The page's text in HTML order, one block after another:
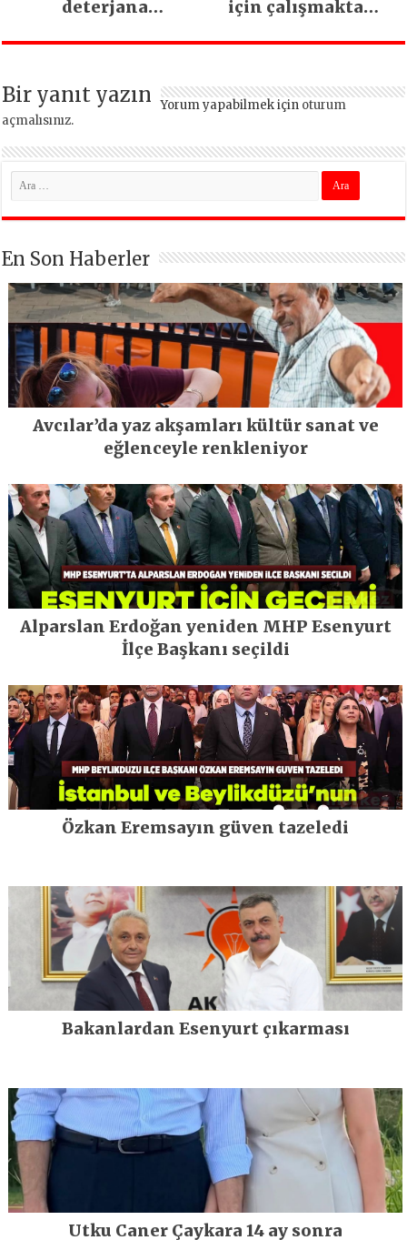
deterjana
için çalışmaktan
Bir yanıt yazın Yorum yapabilmek için oturum
açmalısınız.
En Son Haberler
Avcılar’da yaz akşamları kültür sanat ve
eğlenceyle renkleniyor
Alparslan Erdoğan yeniden MHP Esenyurt
İlçe Başkanı seçildi
Özkan Eremsayın güven tazeledi
Bakanlardan Esenyurt çıkarması
Utku Caner Çaykara 14 ay sonra